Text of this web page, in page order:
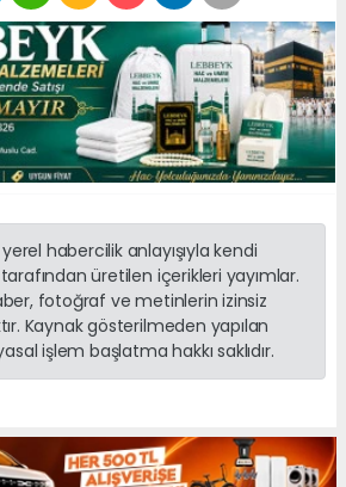
habercilik anlayışıyla kendi
üretilen içerikleri yayımlar.
fotoğraf ve metinlerin izinsiz
Kaynak gösterilmeden yapılan
işlem başlatma hakkı saklıdır.